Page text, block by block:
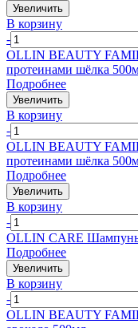
Увеличить
В корзину
-
OLLIN BEAUTY
протеинами шёлка
Подробнее
Увеличить
В корзину
-
OLLIN BEAUTY
протеинами шёлка
Подробнее
Увеличить
В корзину
-
OLLIN CARE
Подробнее
Увеличить
В корзину
-
OLLIN BEAUTY